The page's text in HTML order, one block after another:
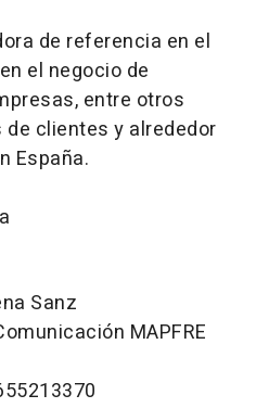
de referencia en el
el negocio de
entre otros
clientes y alrededor
España.
Sanz
MAPFRE